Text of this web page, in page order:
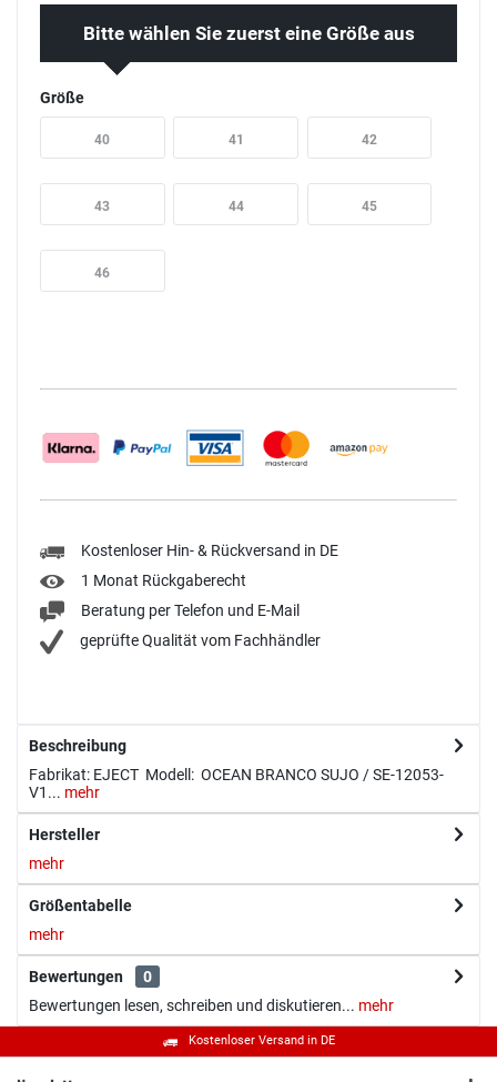
Bitte wählen Sie zuerst eine Größe aus
Größe
40 41 42
43 44 45
46
Kostenloser Hin- & Rückversand in DE
1 Monat Rückgaberecht
Beratung per Telefon und E-Mail
geprüfte Qualität vom Fachhändler
Beschreibung
Fabrikat: EJECT Modell: OCEAN BRANCO SUJO / SE-12053-
V1... mehr
Hersteller
mehr
Größentabelle
mehr
Bewertungen
0
Bewertungen lesen, schreiben und diskutieren... mehr
Kostenloser Versand in DE